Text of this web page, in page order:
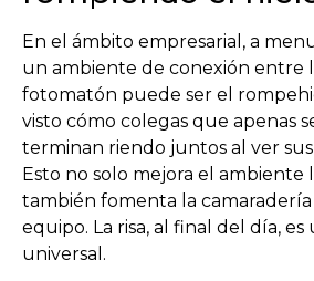
En el ámbito empresarial, a
un ambiente de conexión entre
fotomatón puede ser el
visto cómo colegas que apenas
terminan riendo juntos al ver sus
Esto no solo mejora el ambiente
también fomenta la
equipo. La risa, al final del día,
universal.